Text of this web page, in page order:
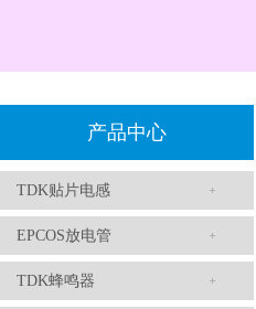
产品中心
TDK贴片电感
EPCOS放电管
TDK蜂鸣器